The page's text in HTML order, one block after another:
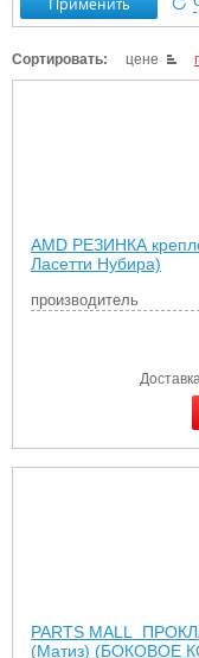
Сортировать: цене
AMD РЕЗИНКА
Ласетти Нубира)
производитель
PARTS MALL
(Матиз) (БОКОВОЕ